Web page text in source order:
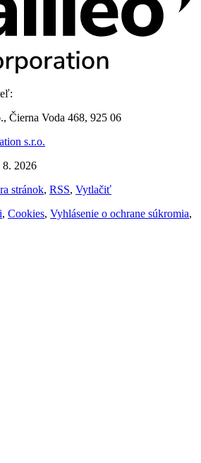
Čierna Voda 468, 925 06
s.r.o.
8. 2026
stránok, RSS, Vytlačiť
, Cookies, Vyhlásenie o ochrane súkromia,